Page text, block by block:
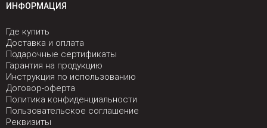
ИНФОРМАЦИЯ
Где купить
Доставка и оплата
Подарочные сертификаты
Гарантия на продукцию
Инструкция по использованию
Договор-оферта
Политика конфиденциальности
Пользовательское соглашение
Реквизиты